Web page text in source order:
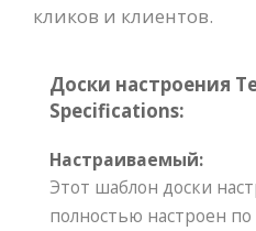
кликов и клиентов.
Доски настроения
Specifications:
Настраиваемый:
Этот шаблон доски
полностью настроен